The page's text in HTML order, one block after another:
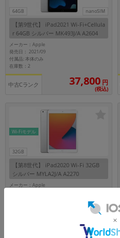
64GB nanoSIM
【第9世代】 iPad2021 Wi-Fi+Cellula
r 64GB シルバー MK493J/A A2604
【国内版SIMフリー】
メーカー：Apple
発売日： 2021/09
付属品: 本体のみ
在庫数：2
中古Cランク 37,800 円
(税込)
32GB
Wi-Fiモデル
【第8世代】 iPad2020 Wi-Fi 32GB
シルバー MYLA2J/A A2270
メーカー：Apple
27,800
(税込)